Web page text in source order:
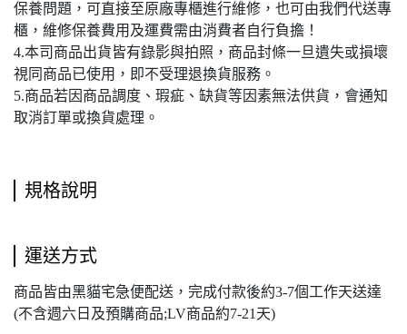
保養問題，可直接至原廠專櫃進行維修，也可由我們代送專
櫃，維修保養費用及運費需由消費者自行負擔！
4.本司商品出貨皆有錄影與拍照，商品封條一旦遺失或損壞
視同商品已使用，即不受理退換貨服務。
5.商品若因商品調度、瑕疵、缺貨等因素無法供貨，會通知
取消訂單或換貨處理。
規格說明
運送方式
商品皆由黑貓宅急便配送，完成付款後約3-7個工作天送達
(不含週六日及預購商品;LV商品約7-21天)